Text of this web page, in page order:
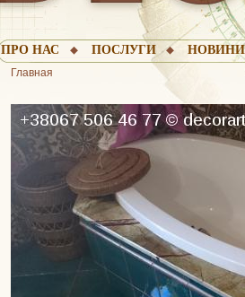
ПРО НАС ПОСЛУГИ НОВИНИ
Главная